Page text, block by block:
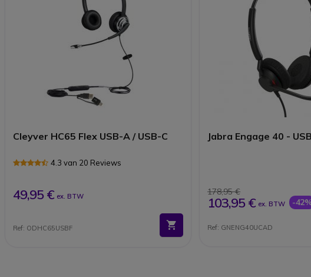
Cleyver HC65 Flex USB-A / USB-C
4.3 van 20 Reviews
49,95 € ex. BTW
Ref: ODHC65USBF
Jabra Engage 40 -
178,95 €
103,95 € ex. BTW -
Ref: GNENG40UCAD